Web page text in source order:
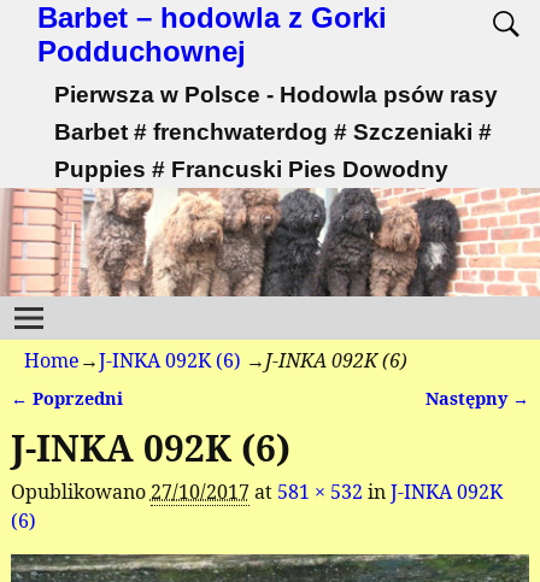
Barbet – hodowla z Gorki
Podduchownej
Pierwsza w Polsce - Hodowla psów rasy
Barbet # frenchwaterdog # Szczeniaki #
Puppies # Francuski Pies Dowodny
Home→J-INKA 092K (6) →J-INKA 092K (6)
← Poprzedni Następny →
J-INKA 092K (6)
Opublikowano 27/10/2017at 581 × 532 inJ-INKA 092K
(6)